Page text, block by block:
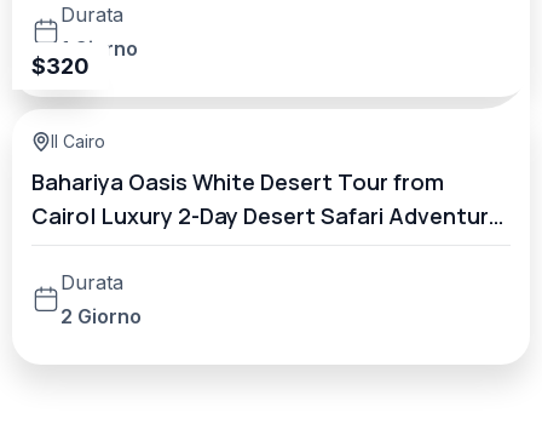
Durata
1 Giorno
$320
Il Cairo
Bahariya Oasis White Desert Tour from
Cairo| Luxury 2-Day Desert Safari Adventure
Under the Stars
Durata
2 Giorno